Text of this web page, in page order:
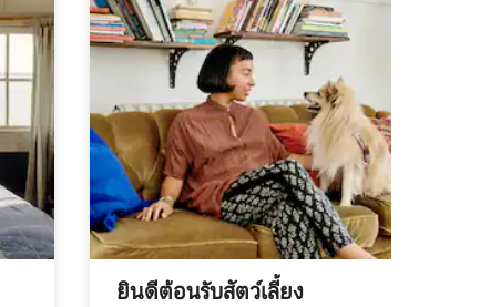
ยินดีต้อนรับสัตว์เลี้ยง